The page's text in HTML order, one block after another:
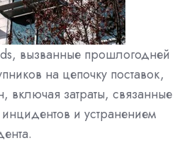
вызванные прошлогодней
на цепочку поставок,
включая затраты, связанные
и устранением